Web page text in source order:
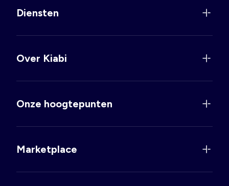
Diensten
Over Kiabi
Onze hoogtepunten
Marketplace